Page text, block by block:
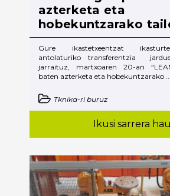
azterketa eta
hobekuntzarako
Gure ikastetxeentzat
antolaturiko transferentzia
jarraituz, martxoaren 20-an
baten azterketa eta hobekuntzarako ...
Tknika-ri buruz
Ikusi sarrera hau